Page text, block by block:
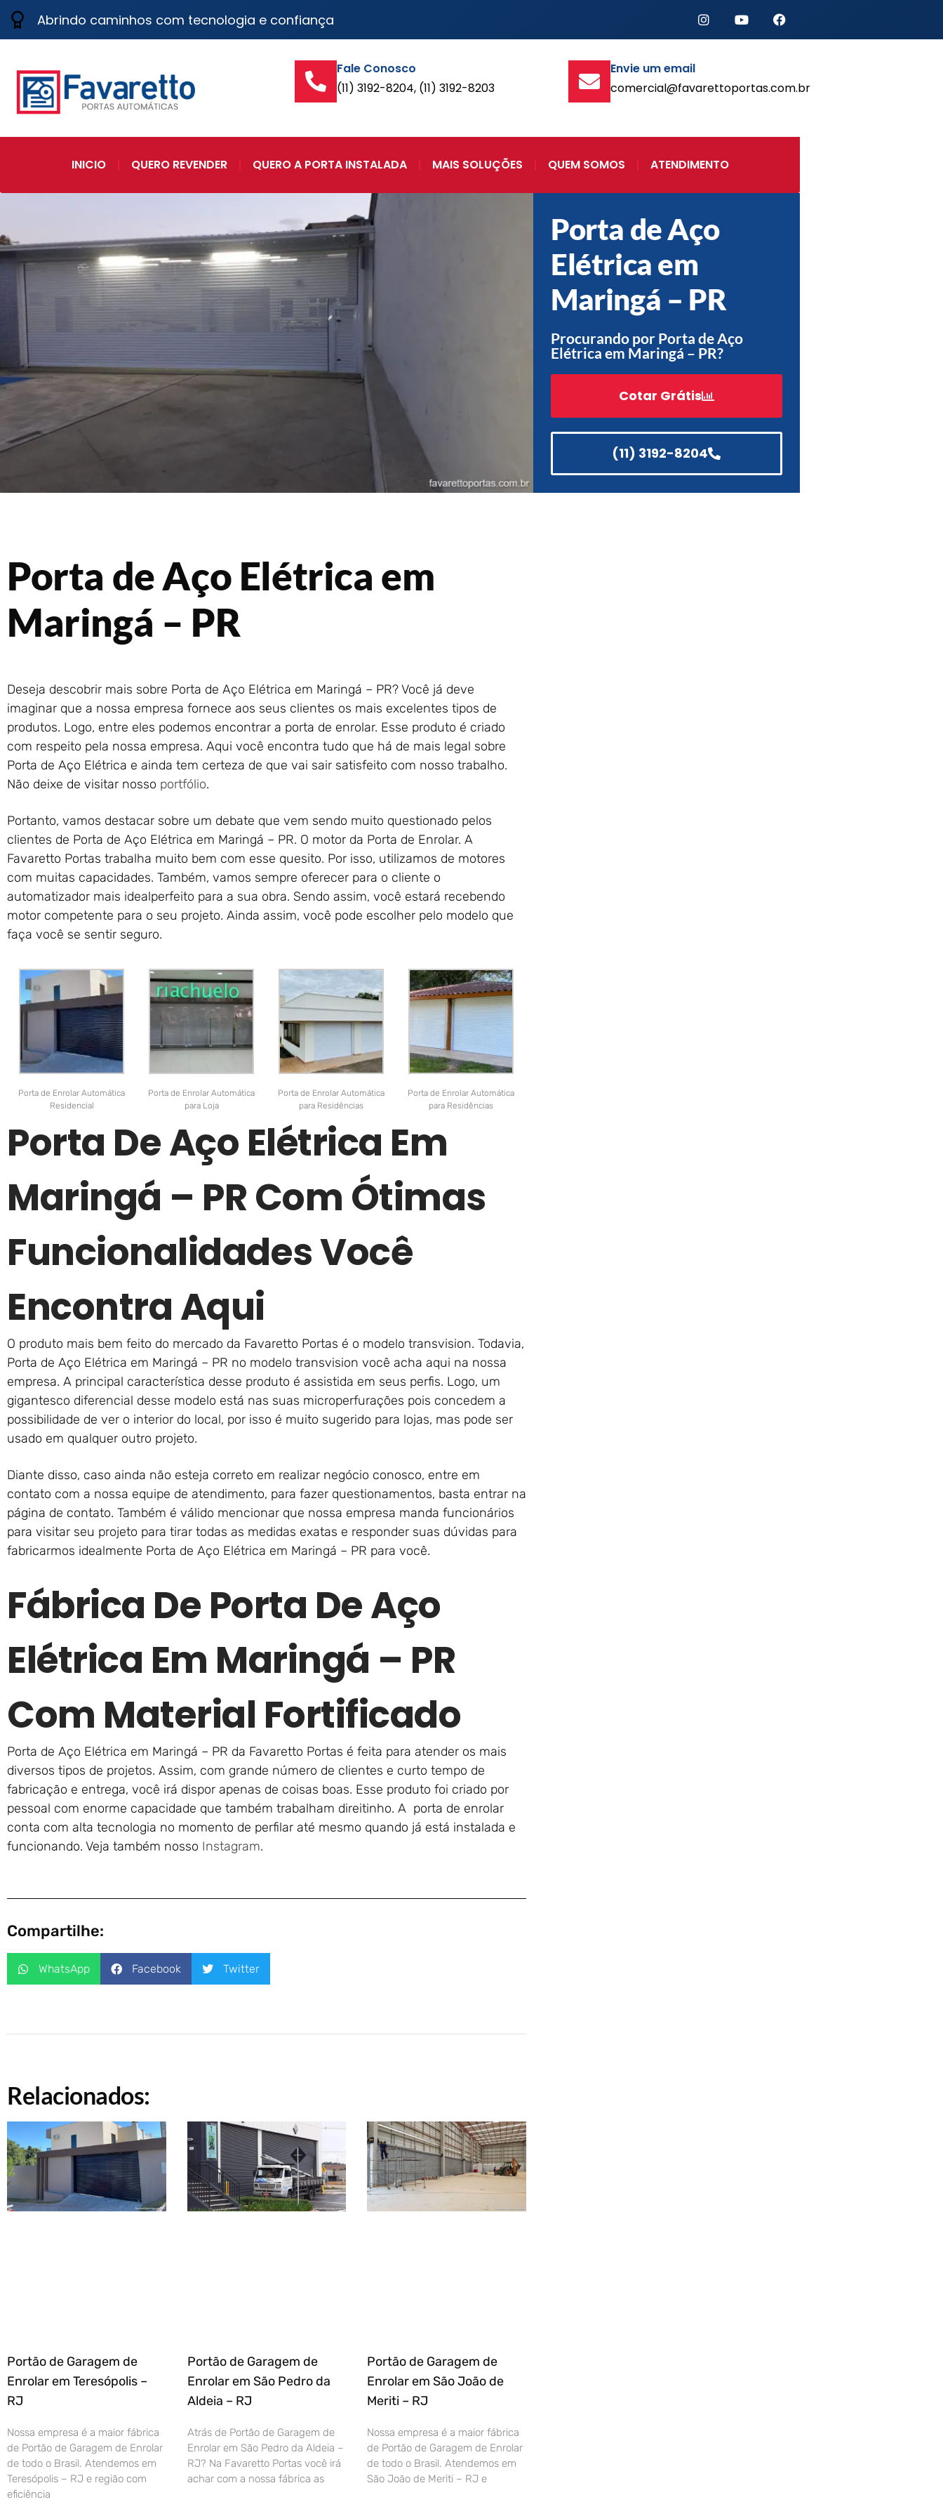
Abrindo caminhos com tecnologia e confiança
Fale Conosco
(11) 3192-8204, (11) 3192-8203
Envie um email
comercial@favarettoportas.com.br
INICIO QUERO REVENDER QUERO A PORTA INSTALADA MAIS SOLUÇÕES QUEM SOMOS ATENDIMENTO
Porta de Aço
Elétrica em
Maringá – PR
Procurando por Porta de Aço
Elétrica em Maringá – PR?
Cotar Grátis
(11) 3192-8204
Porta de Aço Elétrica em
Maringá – PR
Deseja descobrir mais sobre Porta de Aço Elétrica em Maringá – PR? Você já deve
imaginar que a nossa empresa fornece aos seus clientes os mais excelentes tipos de
produtos. Logo, entre eles podemos encontrar a porta de enrolar. Esse produto é criado
com respeito pela nossa empresa. Aqui você encontra tudo que há de mais legal sobre
Porta de Aço Elétrica e ainda tem certeza de que vai sair satisfeito com nosso trabalho.
Não deixe de visitar nosso portfólio.
Portanto, vamos destacar sobre um debate que vem sendo muito questionado pelos
clientes de Porta de Aço Elétrica em Maringá – PR. O motor da Porta de Enrolar. A
Favaretto Portas trabalha muito bem com esse quesito. Por isso, utilizamos de motores
com muitas capacidades. Também, vamos sempre oferecer para o cliente o
automatizador mais idealperfeito para a sua obra. Sendo assim, você estará recebendo
motor competente para o seu projeto. Ainda assim, você pode escolher pelo modelo que
faça você se sentir seguro.
Porta de Enrolar Automática
Residencial
Porta de Enrolar Automática
para Loja
Porta de Enrolar Automática
para Residências
Porta de Enrolar Automática
para Residências
Porta De Aço Elétrica Em
Maringá – PR Com Ótimas
Funcionalidades Você
Encontra Aqui
O produto mais bem feito do mercado da Favaretto Portas é o modelo transvision. Todavia,
Porta de Aço Elétrica em Maringá – PR no modelo transvision você acha aqui na nossa
empresa. A principal característica desse produto é assistida em seus perfis. Logo, um
gigantesco diferencial desse modelo está nas suas microperfurações pois concedem a
possibilidade de ver o interior do local, por isso é muito sugerido para lojas, mas pode ser
usado em qualquer outro projeto.
Diante disso, caso ainda não esteja correto em realizar negócio conosco, entre em
contato com a nossa equipe de atendimento, para fazer questionamentos, basta entrar na
página de contato. Também é válido mencionar que nossa empresa manda funcionários
para visitar seu projeto para tirar todas as medidas exatas e responder suas dúvidas para
fabricarmos idealmente Porta de Aço Elétrica em Maringá – PR para você.
Fábrica De Porta De Aço
Elétrica Em Maringá – PR
Com Material Fortificado
Porta de Aço Elétrica em Maringá – PR da Favaretto Portas é feita para atender os mais
diversos tipos de projetos. Assim, com grande número de clientes e curto tempo de
fabricação e entrega, você irá dispor apenas de coisas boas. Esse produto foi criado por
pessoal com enorme capacidade que também trabalham direitinho. A porta de enrolar
conta com alta tecnologia no momento de perfilar até mesmo quando já está instalada e
funcionando. Veja também nosso Instagram.
Compartilhe:
WhatsApp Facebook Twitter
Relacionados:
Portão de Garagem de
Enrolar em Teresópolis –
RJ
Nossa empresa é a maior fábrica
de Portão de Garagem de Enrolar
de todo o Brasil. Atendemos em
Teresópolis – RJ e região com
eficiência
Portão de Garagem de
Enrolar em São Pedro da
Aldeia – RJ
Atrás de Portão de Garagem de
Enrolar em São Pedro da Aldeia –
RJ? Na Favaretto Portas você irá
achar com a nossa fábrica as
Portão de Garagem de
Enrolar em São João de
Meriti – RJ
Nossa empresa é a maior fábrica
de Portão de Garagem de Enrolar
de todo o Brasil. Atendemos em
São João de Meriti – RJ e